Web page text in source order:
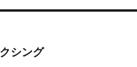
シング